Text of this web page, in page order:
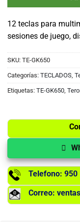
12 teclas para
sesiones de juego,
SKU: TE-GK650
Categorías: TECLADOS
Etiquetas: TE-GK650
Telefono: 950
Correo: